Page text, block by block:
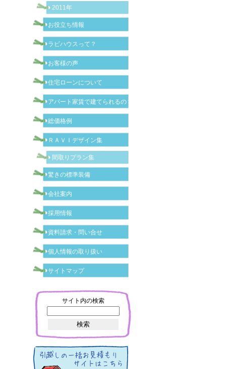
2011年
お役立ち情報
ラビハウスって？
お客様の声
住宅ローンについて
アパート家賃で建てられるの？
総価格例
ＲＡＶＩデザイン集
間取りプラン集
驚きの標準装備
会社案内
採用情報
資料請求・問い合せ
個人情報の取り扱い
サイトマップ
サイト内の検索